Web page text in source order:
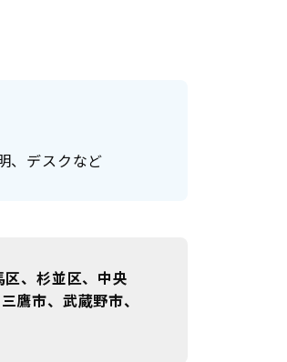
、デスクなど
、杉並区、中央
鷹市、武蔵野市、